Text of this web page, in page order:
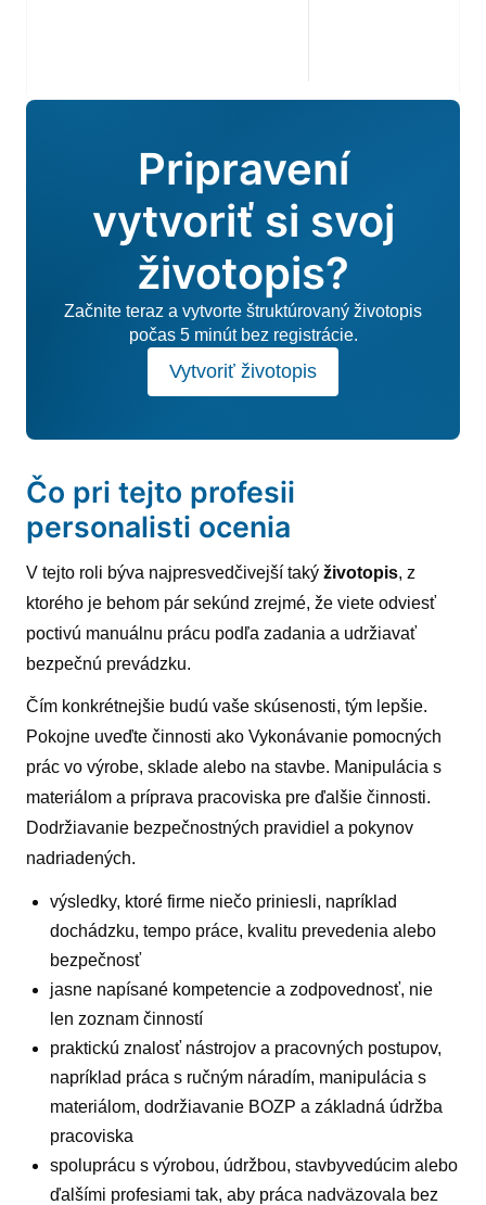
Pripravení
vytvoriť si svoj
životopis?
Začnite teraz a vytvorte štruktúrovaný životopis
počas 5 minút bez registrácie.
Vytvoriť životopis
Čo pri tejto profesii
personalisti ocenia
V tejto roli býva najpresvedčivejší taký životopis, z
ktorého je behom pár sekúnd zrejmé, že viete odviesť
poctivú manuálnu prácu podľa zadania a udržiavať
bezpečnú prevádzku.
Čím konkrétnejšie budú vaše skúsenosti, tým lepšie.
Pokojne uveďte činnosti ako Vykonávanie pomocných
prác vo výrobe, sklade alebo na stavbe. Manipulácia s
materiálom a príprava pracoviska pre ďalšie činnosti.
Dodržiavanie bezpečnostných pravidiel a pokynov
nadriadených.
výsledky, ktoré firme niečo priniesli, napríklad
dochádzku, tempo práce, kvalitu prevedenia alebo
bezpečnosť
jasne napísané kompetencie a zodpovednosť, nie
len zoznam činností
praktickú znalosť nástrojov a pracovných postupov,
napríklad práca s ručným náradím, manipulácia s
materiálom, dodržiavanie BOZP a základná údržba
pracoviska
spoluprácu s výrobou, údržbou, stavbyvedúcim alebo
ďalšími profesiami tak, aby práca nadväzovala bez